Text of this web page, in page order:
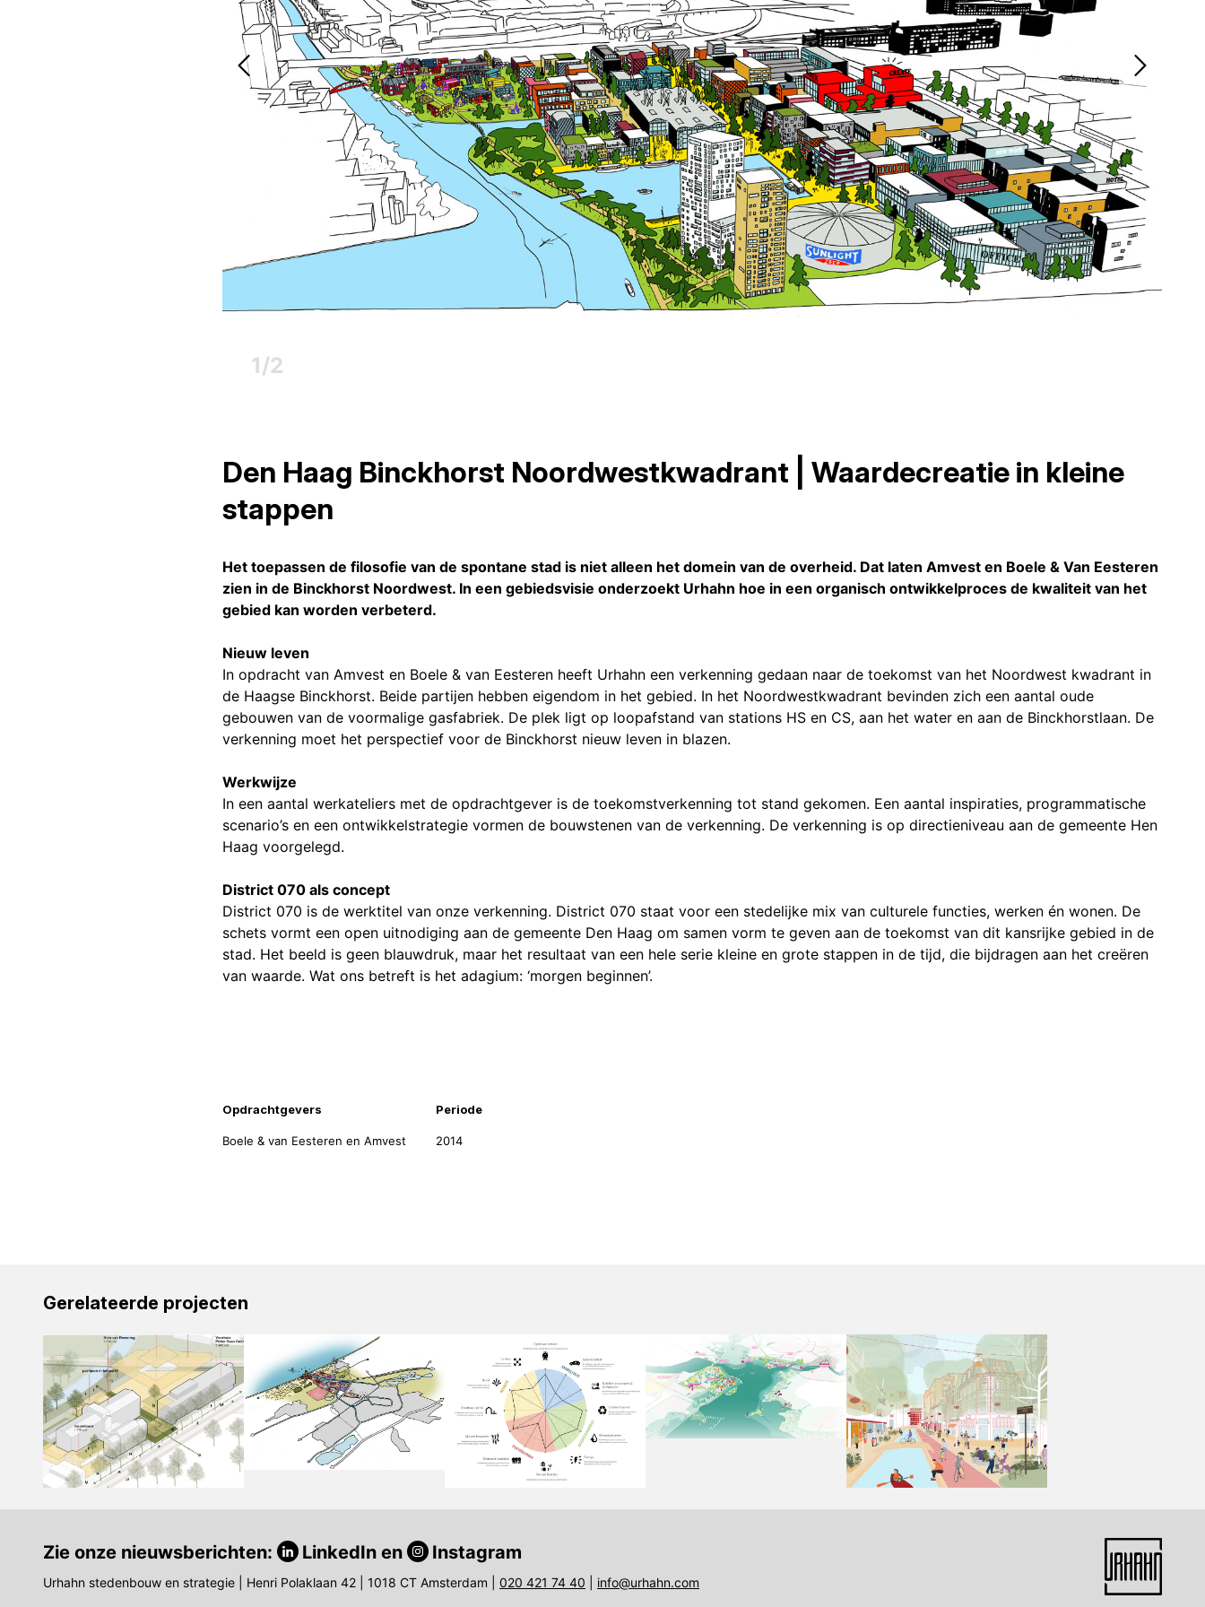
1/2
Den Haag Binckhorst Noordwestkwadrant | Waardecreatie in kleine
stappen
Het toepassen de filosofie van de spontane stad is niet alleen het domein van de overheid. Dat laten Amvest en Boele & Van Eesteren
zien in de Binckhorst Noordwest. In een gebiedsvisie onderzoekt Urhahn hoe in een organisch ontwikkelproces de kwaliteit van het
gebied kan worden verbeterd.
Nieuw leven
In opdracht van Amvest en Boele & van Eesteren heeft Urhahn een verkenning gedaan naar de toekomst van het Noordwest kwadrant in
de Haagse Binckhorst. Beide partijen hebben eigendom in het gebied. In het Noordwestkwadrant bevinden zich een aantal oude
gebouwen van de voormalige gasfabriek. De plek ligt op loopafstand van stations HS en CS, aan het water en aan de Binckhorstlaan. De
verkenning moet het perspectief voor de Binckhorst nieuw leven in blazen.
Werkwijze
In een aantal werkateliers met de opdrachtgever is de toekomstverkenning tot stand gekomen. Een aantal inspiraties, programmatische
scenario’s en een ontwikkelstrategie vormen de bouwstenen van de verkenning. De verkenning is op directieniveau aan de gemeente Hen
Haag voorgelegd.
District 070 als concept
District 070 is de werktitel van onze verkenning. District 070 staat voor een stedelijke mix van culturele functies, werken én wonen. De
schets vormt een open uitnodiging aan de gemeente Den Haag om samen vorm te geven aan de toekomst van dit kansrijke gebied in de
stad. Het beeld is geen blauwdruk, maar het resultaat van een hele serie kleine en grote stappen in de tijd, die bijdragen aan het creëren
van waarde. Wat ons betreft is het adagium: ‘morgen beginnen’.
Periode
2014
Opdrachtgevers
Boele & van Eesteren en Amvest
Gerelateerde projecten
Zie onze nieuwsberichten: LinkedIn en Instagram
Urhahn stedenbouw en strategie | Henri Polaklaan 42 | 1018 CT Amsterdam | 020 421 74 40 info@urhahn.com